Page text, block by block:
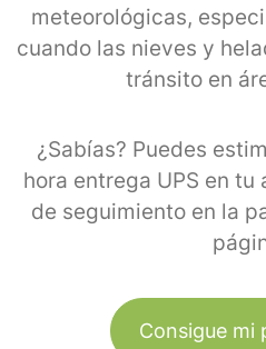
meteorológicas,
cuando las nieves y
tránsito en
¿Sabías? Puedes
hora entrega UPS en tu
de seguimiento en la
Consigue mi